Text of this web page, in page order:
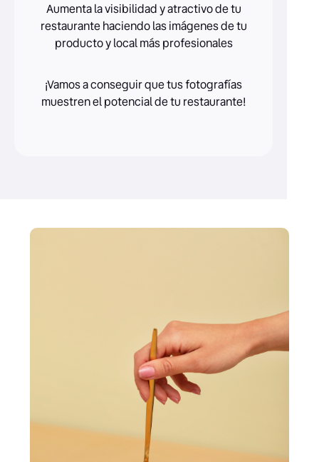
Aumenta la visibilidad y atractivo de tu
restaurante haciendo las imágenes de tu
producto y local más profesionales
¡Vamos a conseguir que tus fotografías
muestren el potencial de tu restaurante!